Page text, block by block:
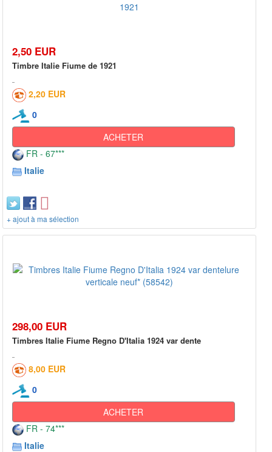
2,50 EUR
Timbre Italie Fiume de 1921
2,20 EUR
0
ACHETER
FR - 67***
Italie
+ ajout à ma sélection
298,00 EUR
Timbres Italie Fiume Regno D'Italia 1924 var dente
8,00 EUR
0
ACHETER
FR - 74***
Italie